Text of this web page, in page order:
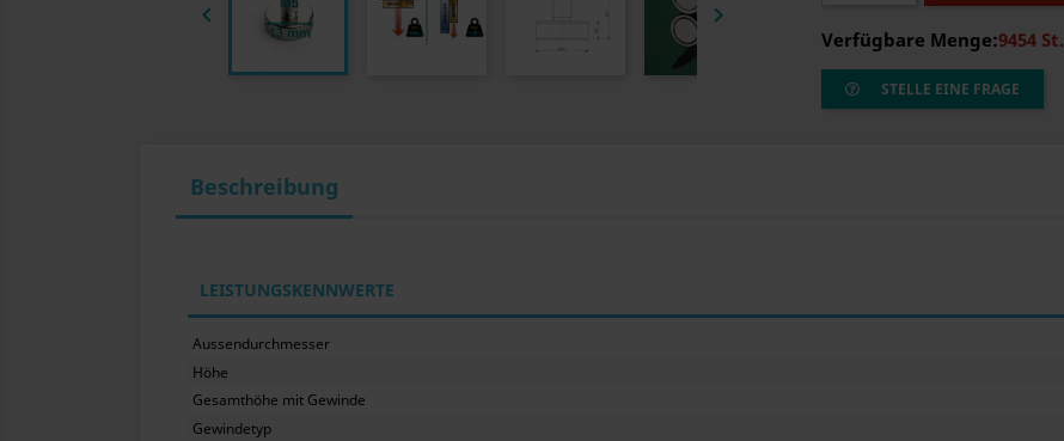
 
Verfügbare Menge:9454 St.
STELLE EINE FRAGE
Beschreibung
LEISTUNGSKENNWERTE
Aussendurchmesser
Höhe
Gesamthöhe mit Gewinde
Gewindetyp